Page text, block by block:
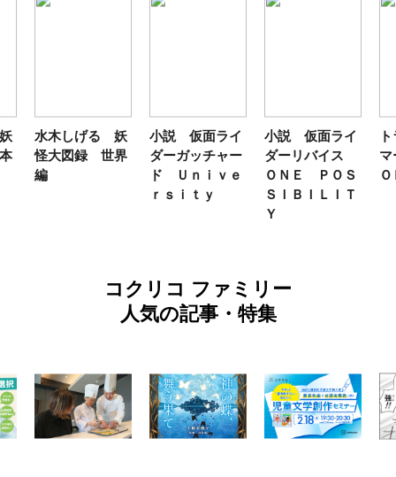
水木しげる 妖
怪大図録 世界
編
小説 仮面ライ
ダーガッチャー
ド Ｕｎｉｖｅ
ｒｓｉｔｙ
小説 仮面ライ
ダーリバイス
ＯＮＥ ＰＯＳ
ＳＩＢＩＬＩＴ
Ｙ
コクリコ ファミリー
人気の記事・特集